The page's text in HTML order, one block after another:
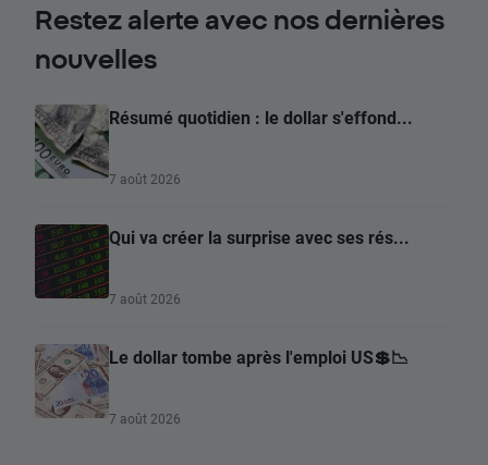
Restez alerte avec nos dernières
nouvelles
Résumé quotidien : le dollar s'effond...
7 août 2026
Qui va créer la surprise avec ses rés...
7 août 2026
Le dollar tombe après l'emploi US💲📉
7 août 2026